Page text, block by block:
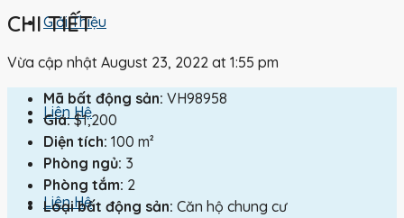
Giới Thiệu
Liên Hệ
Liên Hệ
CHI TIẾT
Vừa cập nhật August 23, 2022 at 1:55 pm
Mã bất động sản: VH98958
Giá: $1,200
Diện tích: 100 m²
Phòng ngủ: 3
Phòng tắm: 2
Loại bất động sản: Căn hộ chung cư